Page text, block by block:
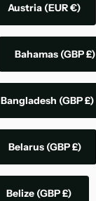
Austria (EUR €)
Bahamas (GBP £)
Bangladesh (GBP £)
Belarus (GBP £)
Belize (GBP £)